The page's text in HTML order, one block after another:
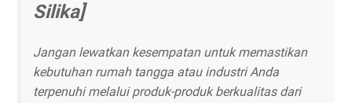
Silika]
Jangan lewatkan kesempatan untuk memastikan
kebutuhan rumah tangga atau industri Anda
terpenuhi melalui produk-produk berkualitas dari